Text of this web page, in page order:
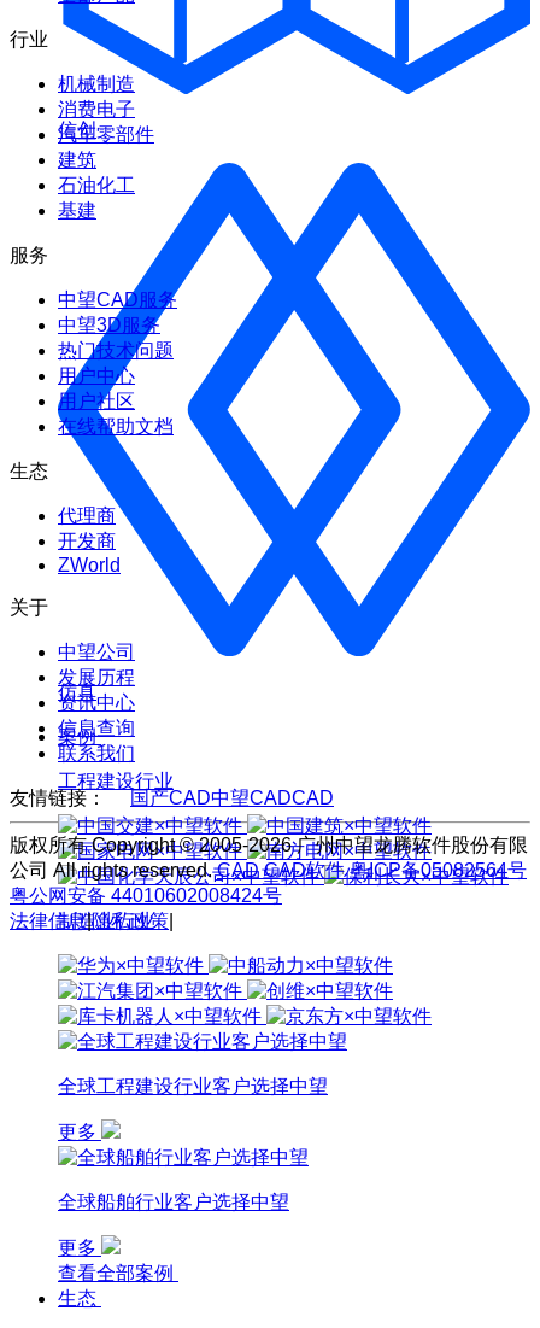
信创
仿真
案例
工程建设行业
制造业行业
全球工程建设行业客户选择中望
更多
全球船舶行业客户选择中望
更多
查看全部案例
生态
行业
机械制造
消费电子
汽车零部件
建筑
石油化工
基建
服务
中望CAD服务
中望3D服务
热门技术问题
用户中心
用户社区
在线帮助文档
生态
代理商
开发商
ZWorld
关于
中望公司
发展历程
资讯中心
信息查询
联系我们
友情链接： 国产CAD中望CADCAD
版权所有 Copyright © 2005-2026 广州中望龙腾软件股份有限
公司 All rights reserved. CADCAD软件粤ICP备05082564号
粤公网安备 44010602008424号
法律信息|隐私政策